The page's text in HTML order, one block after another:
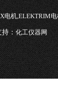
电机,ELEKTRIM
：化工仪器网